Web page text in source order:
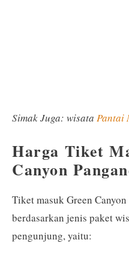
Simak Juga: wisata Pantai
Harga Tiket
Canyon
Tiket masuk Green
berdasarkan jenis paket
pengunjung, yaitu: